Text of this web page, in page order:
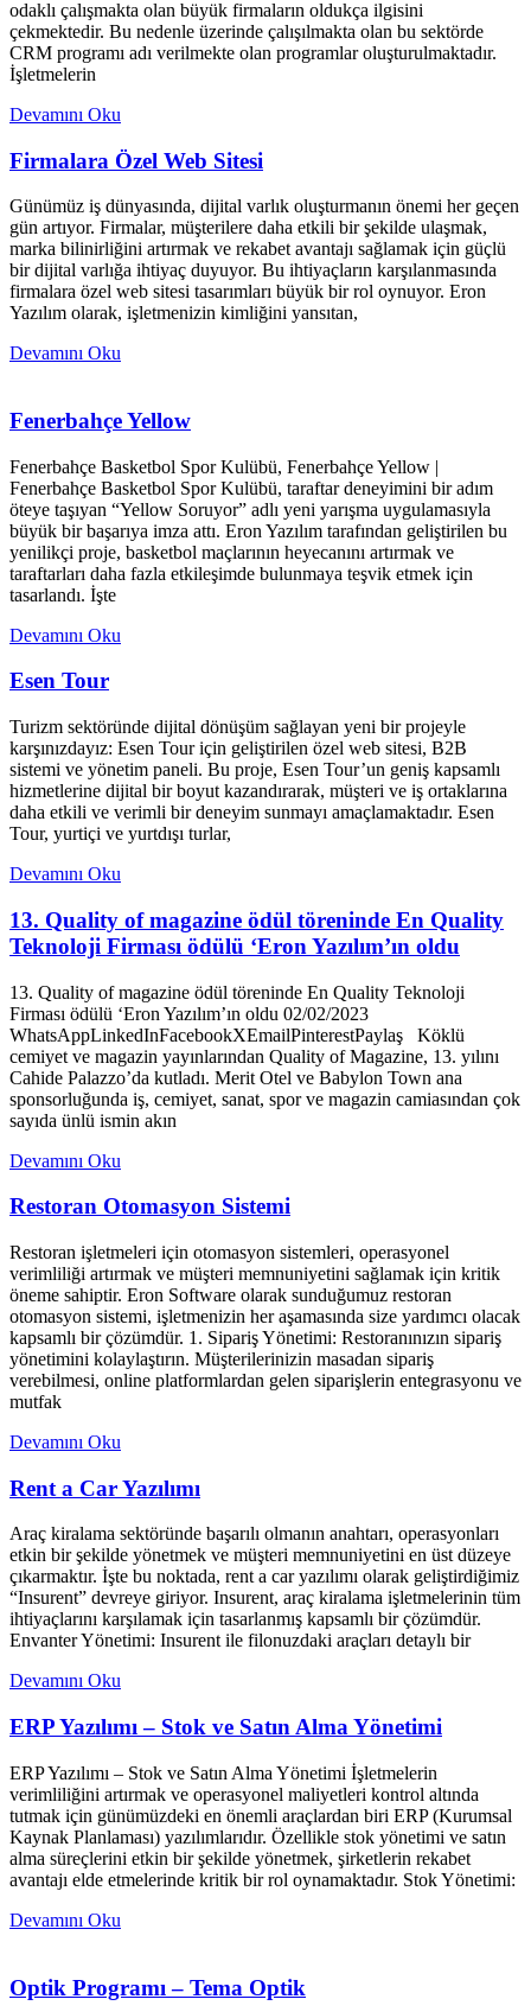
odaklı çalışmakta olan büyük firmaların oldukça ilgisini
çekmektedir. Bu nedenle üzerinde çalışılmakta olan bu sektörde
CRM programı adı verilmekte olan programlar oluşturulmaktadır.
İşletmelerin
Devamını Oku
Firmalara Özel Web Sitesi
Günümüz iş dünyasında, dijital varlık oluşturmanın önemi her geçen
gün artıyor. Firmalar, müşterilere daha etkili bir şekilde ulaşmak,
marka bilinirliğini artırmak ve rekabet avantajı sağlamak için güçlü
bir dijital varlığa ihtiyaç duyuyor. Bu ihtiyaçların karşılanmasında
firmalara özel web sitesi tasarımları büyük bir rol oynuyor. Eron
Yazılım olarak, işletmenizin kimliğini yansıtan,
Devamını Oku
Fenerbahçe Yellow
Fenerbahçe Basketbol Spor Kulübü, Fenerbahçe Yellow |
Fenerbahçe Basketbol Spor Kulübü, taraftar deneyimini bir adım
öteye taşıyan “Yellow Soruyor” adlı yeni yarışma uygulamasıyla
büyük bir başarıya imza attı. Eron Yazılım tarafından geliştirilen bu
yenilikçi proje, basketbol maçlarının heyecanını artırmak ve
taraftarları daha fazla etkileşimde bulunmaya teşvik etmek için
tasarlandı. İşte
Devamını Oku
Esen Tour
Turizm sektöründe dijital dönüşüm sağlayan yeni bir projeyle
karşınızdayız: Esen Tour için geliştirilen özel web sitesi, B2B
sistemi ve yönetim paneli. Bu proje, Esen Tour’un geniş kapsamlı
hizmetlerine dijital bir boyut kazandırarak, müşteri ve iş ortaklarına
daha etkili ve verimli bir deneyim sunmayı amaçlamaktadır. Esen
Tour, yurtiçi ve yurtdışı turlar,
Devamını Oku
13. Quality of magazine ödül töreninde En Quality
Teknoloji Firması ödülü ‘Eron Yazılım’ın oldu
13. Quality of magazine ödül töreninde En Quality Teknoloji
Firması ödülü ‘Eron Yazılım’ın oldu 02/02/2023
WhatsAppLinkedInFacebookXEmailPinterestPaylaş Köklü
cemiyet ve magazin yayınlarından Quality of Magazine, 13. yılını
Cahide Palazzo’da kutladı. Merit Otel ve Babylon Town ana
sponsorluğunda iş, cemiyet, sanat, spor ve magazin camiasından çok
sayıda ünlü ismin akın
Devamını Oku
Restoran Otomasyon Sistemi
Restoran işletmeleri için otomasyon sistemleri, operasyonel
verimliliği artırmak ve müşteri memnuniyetini sağlamak için kritik
öneme sahiptir. Eron Software olarak sunduğumuz restoran
otomasyon sistemi, işletmenizin her aşamasında size yardımcı olacak
kapsamlı bir çözümdür. 1. Sipariş Yönetimi: Restoranınızın sipariş
yönetimini kolaylaştırın. Müşterilerinizin masadan sipariş
verebilmesi, online platformlardan gelen siparişlerin entegrasyonu ve
mutfak
Devamını Oku
Rent a Car Yazılımı
Araç kiralama sektöründe başarılı olmanın anahtarı, operasyonları
etkin bir şekilde yönetmek ve müşteri memnuniyetini en üst düzeye
çıkarmaktır. İşte bu noktada, rent a car yazılımı olarak geliştirdiğimiz
“Insurent” devreye giriyor. Insurent, araç kiralama işletmelerinin tüm
ihtiyaçlarını karşılamak için tasarlanmış kapsamlı bir çözümdür.
Envanter Yönetimi: Insurent ile filonuzdaki araçları detaylı bir
Devamını Oku
ERP Yazılımı – Stok ve Satın Alma Yönetimi
ERP Yazılımı – Stok ve Satın Alma Yönetimi İşletmelerin
verimliliğini artırmak ve operasyonel maliyetleri kontrol altında
tutmak için günümüzdeki en önemli araçlardan biri ERP (Kurumsal
Kaynak Planlaması) yazılımlarıdır. Özellikle stok yönetimi ve satın
alma süreçlerini etkin bir şekilde yönetmek, şirketlerin rekabet
avantajı elde etmelerinde kritik bir rol oynamaktadır. Stok Yönetimi:
Devamını Oku
Optik Programı – Tema Optik